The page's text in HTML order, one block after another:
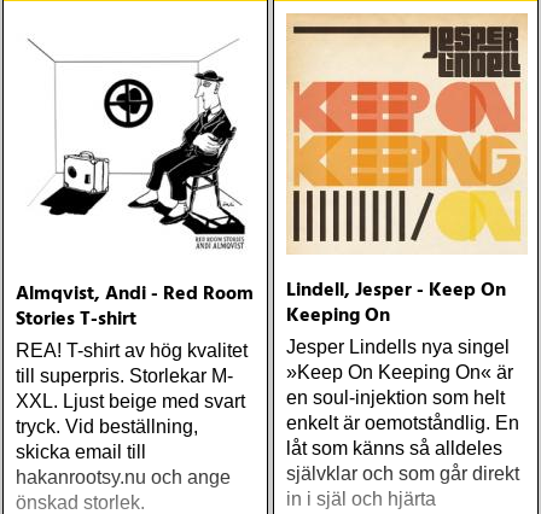
Almqvist, Andi - Red Room
Stories T-shirt
REA! T-shirt av hög kvalitet
till superpris. Storlekar M-
XXL. Ljust beige med svart
tryck. Vid beställning,
skicka email till
hakanrootsy.nu och ange
önskad storlek.
Lindell, Jesper - Keep On
Keeping On
Jesper Lindells nya singel
»Keep On Keeping On« är
en soul-injektion som helt
enkelt är oemotståndlig. En
låt som känns så alldeles
självklar och som går direkt
in i själ och hjärta